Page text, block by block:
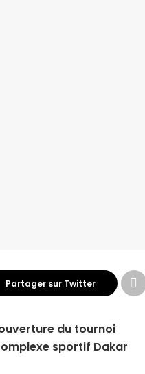
Partager sur Twitter
du tournoi
sportif Dakar